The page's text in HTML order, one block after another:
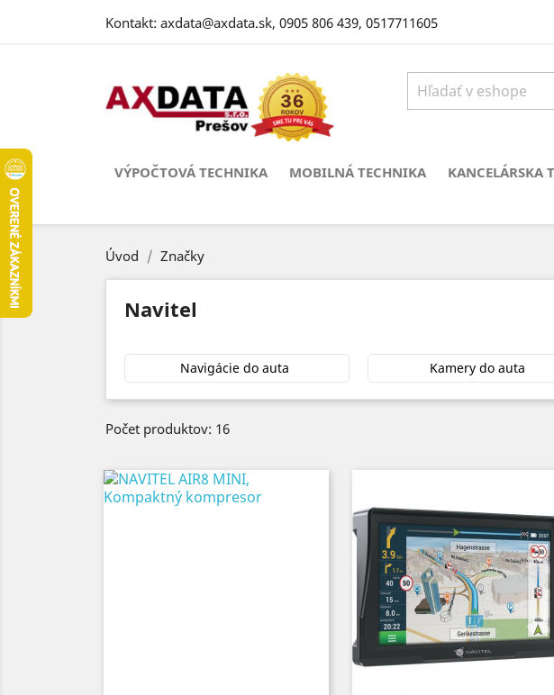
Kontakt: axdata@axdata.sk, 0905 806 439, 0517711605
VÝPOČTOVÁ TECHNIKA MOBILNÁ TECHNIKA KANCELÁRSKA
Úvod Značky
Navitel
Navigácie do auta Kamery do auta
Počet produktov: 16